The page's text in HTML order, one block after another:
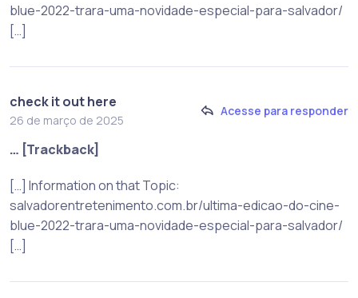
blue-2022-trara-uma-novidade-especial-para-salvador/
[…]
check it out here
26 de março de 2025
Acesse para responder
… [Trackback]
[…] Information on that Topic:
salvadorentretenimento.com.br/ultima-edicao-do-cine-
blue-2022-trara-uma-novidade-especial-para-salvador/
[…]